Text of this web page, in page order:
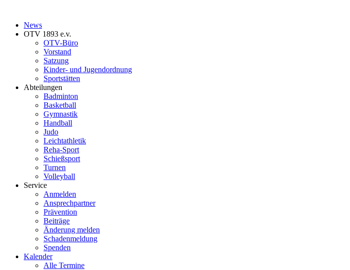
News
OTV 1893 e.v.
OTV-Büro
Vorstand
Satzung
Kinder- und Jugendordnung
Sportstätten
Abteilungen
Badminton
Basketball
Gymnastik
Handball
Judo
Leichtathletik
Reha-Sport
Schießsport
Turnen
Volleyball
Service
Anmelden
Ansprechpartner
Prävention
Beiträge
Änderung melden
Schadenmeldung
Spenden
Kalender
Alle Termine